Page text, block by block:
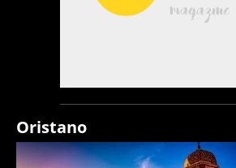
Oristano